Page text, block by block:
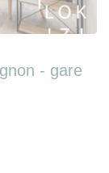
- gare